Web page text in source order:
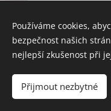
Všechna práva
Používáme cookies,
bezpečnost našich
nejlepší zkušenost při
Přijmout nezbytné